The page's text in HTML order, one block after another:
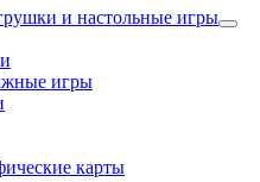
и настольные игры
игры
карты